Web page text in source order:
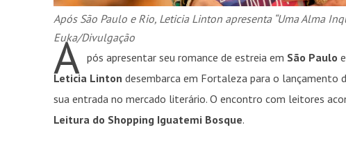
Após São Paulo e Rio, Leticia Linton apresenta “Uma Alma
Euka/Divulgação
A pós apresentar seu romance de estreia em São Paulo
Leticia Linton desembarca em Fortaleza para o lançamento
sua entrada no mercado literário. O encontro com leitores
Leitura do Shopping Iguatemi Bosque.